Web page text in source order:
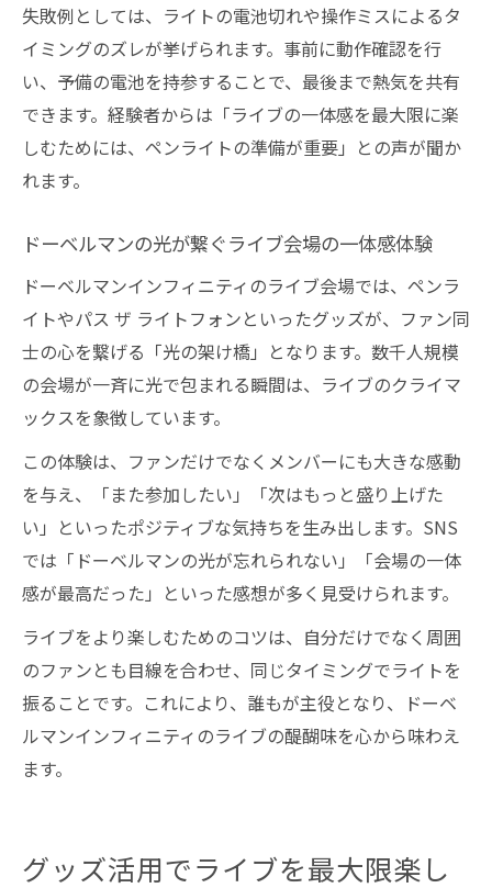
失敗例としては、ライトの電池切れや操作ミスによるタ
イミングのズレが挙げられます。事前に動作確認を行
い、予備の電池を持参することで、最後まで熱気を共有
できます。経験者からは「ライブの一体感を最大限に楽
しむためには、ペンライトの準備が重要」との声が聞か
れます。
ドーベルマンの光が繋ぐライブ会場の一体感体験
ドーベルマンインフィニティのライブ会場では、ペンラ
イトやパス ザ ライトフォンといったグッズが、ファン同
士の心を繋げる「光の架け橋」となります。数千人規模
の会場が一斉に光で包まれる瞬間は、ライブのクライマ
ックスを象徴しています。
この体験は、ファンだけでなくメンバーにも大きな感動
を与え、「また参加したい」「次はもっと盛り上げた
い」といったポジティブな気持ちを生み出します。SNS
では「ドーベルマンの光が忘れられない」「会場の一体
感が最高だった」といった感想が多く見受けられます。
ライブをより楽しむためのコツは、自分だけでなく周囲
のファンとも目線を合わせ、同じタイミングでライトを
振ることです。これにより、誰もが主役となり、ドーベ
ルマンインフィニティのライブの醍醐味を心から味わえ
ます。
グッズ活用でライブを最大限楽し